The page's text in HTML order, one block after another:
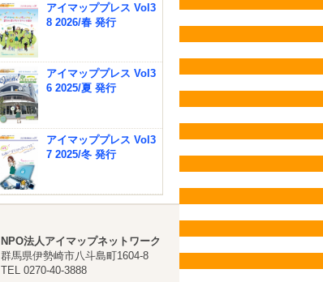
アイマッププレス Vol3
8 2026/春 発行
アイマッププレス Vol3
6 2025/夏 発行
アイマッププレス Vol3
7 2025/冬 発行
NPO法人アイマップネットワーク
群馬県伊勢崎市八斗島町1604-8
TEL 0270-40-3888